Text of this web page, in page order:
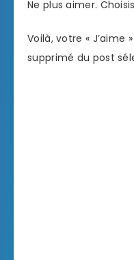
Ne plus aimer.
Voilà, votre «
supprimé du post